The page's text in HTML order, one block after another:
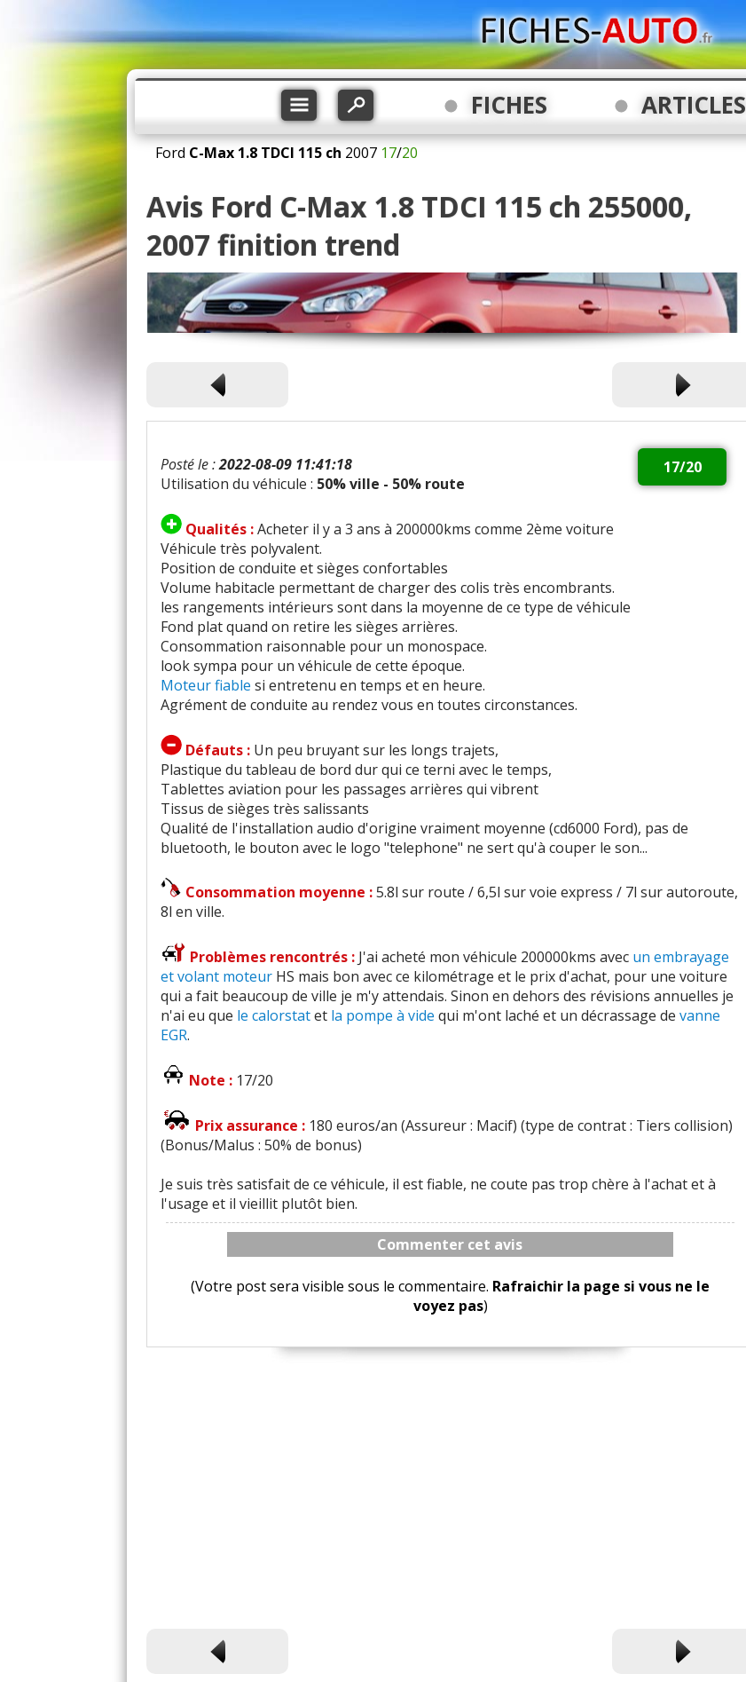
FICHES ARTICLES
Ford C-Max 1.8 TDCI 115 ch 2007 17/20
Avis Ford C-Max 1.8 TDCI 115 ch 255000,
2007 finition trend
17/20
Posté le :2022-08-09 11:41:18
Utilisation du véhicule : 50% ville - 50% route
Qualités :Acheter il y a 3 ans à 200000kms comme 2ème voiture
Véhicule très polyvalent.
Position de conduite et sièges confortables
Volume habitacle permettant de charger des colis très encombrants.
les rangements intérieurs sont dans la moyenne de ce type de véhicule
Fond plat quand on retire les sièges arrières.
Consommation raisonnable pour un monospace.
look sympa pour un véhicule de cette époque.
Moteur fiable si entretenu en temps et en heure.
Agrément de conduite au rendez vous en toutes circonstances.
Défauts : Un peu bruyant sur les longs trajets,
Plastique du tableau de bord dur qui ce terni avec le temps,
Tablettes aviation pour les passages arrières qui vibrent
Tissus de sièges très salissants
Qualité de l'installation audio d'origine vraiment moyenne (cd6000 Ford), pas de
bluetooth, le bouton avec le logo "telephone" ne sert qu'à couper le son...
Consommation moyenne :5.8l sur route / 6,5l sur voie express / 7l sur autoroute,
8l en ville.
Problèmes rencontrés : J'ai acheté mon véhicule 200000kms avec un embrayage
et volant moteur HS mais bon avec ce kilométrage et le prix d'achat, pour une voiture
qui a fait beaucoup de ville je m'y attendais. Sinon en dehors des révisions annuelles je
n'ai eu que le calorstatet la pompe à vide qui m'ont laché et un décrassage de vanne
EGR.
Note : 17/20
Prix assurance : 180 euros/an (Assureur : Macif) (type de contrat : Tiers collision)
(Bonus/Malus : 50% de bonus)
Je suis très satisfait de ce véhicule, il est fiable, ne coute pas trop chère à l'achat et à
l'usage et il vieillit plutôt bien.
Commenter cet avis
(Votre post sera visible sous le commentaire. Rafraichir la page si vous ne le
voyez pas)